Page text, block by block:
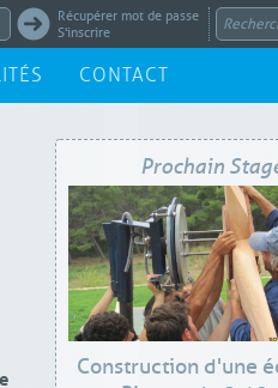
Récupérer mot de passe
S'inscrire
CONTACT
Prochain
Construction d'une